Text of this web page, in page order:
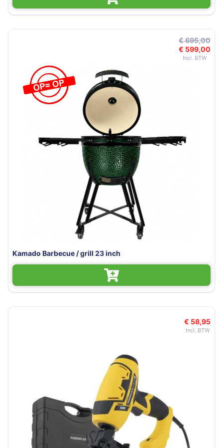
€ 695,00
€ 599,00
Kamado Barbecue / grill 23 inch
€ 58,95